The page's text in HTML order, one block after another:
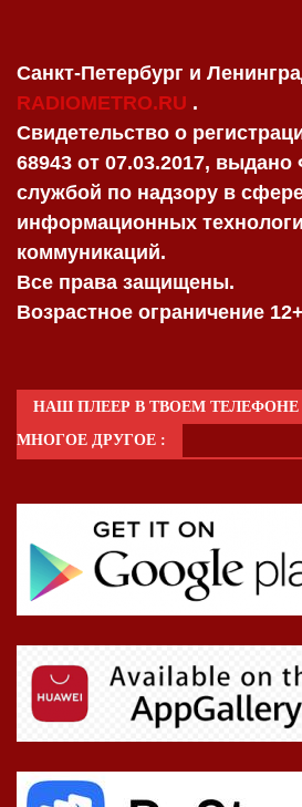
Санкт-Петербург и
RADIOMETRO.RU .
Свидетельство о
68943 от 07.03.2017,
службой по надзору в
информационных
коммуникаций.
Все права защищены.
Возрастное ограничение 12+
НАШ ПЛЕЕР В ТВОЕМ ТЕЛЕФОНЕ
МНОГОЕ ДРУГОЕ :